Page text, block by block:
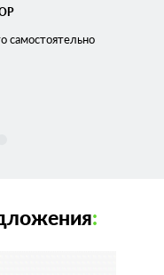
самостоятельно
: